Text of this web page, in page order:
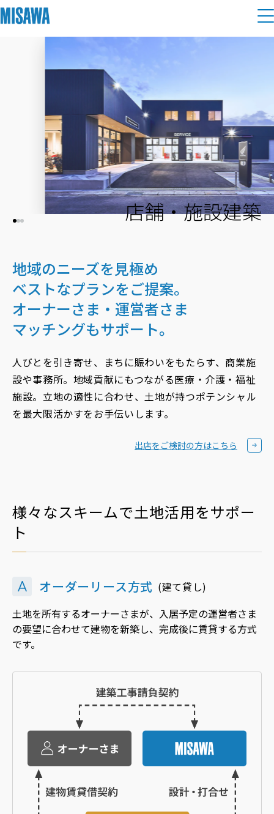
商品ラインアップ
デザイン
テクノロジー（住まいの性能）
建築事例・建築実例
インテリア
住まいづくりガイド
買う
分譲住宅（建売・土地）検索
中古住宅検索
住まいの売却
これから住まいをご検討の方
多彩な動画やこだわりが詰まった建築実例、注目の最新情報など、
住まいづくりを楽しく学べるデジタルラウンジです。
ホームラウンジ 新築・戸建て
個人のお客さま
賃貸住宅
賃貸併用住宅
店舗・各種施設
土地活用実例
法人のお客さま
企業不動産活用（CRE）戦略
社宅建築
医療・介護・子育て・障がい福祉施設
ホームラウンジ 土地活用・賃貸経営
リフォーム
戸建て・マンション
ミサワリフォームとは
リフォームメニュー
リフォーム事例
事業用
事業用リノベーション
ホテル・旅館リフォーム
これからリフォームをご検討の方
実例動画や基礎知識、収納の工夫など、理想の住まいを叶えるリフ
ォームの具体策とアイデアを豊富にご用意しています。
まちづくり
複合開発・投資開発
再開発・官民連携事業
分譲マンション開発事業
収益不動産・投資開発事業
建築再生事業
事業用売買
ミサワゼネラルソリューション
オーナーサポート
住まいるりんぐ（ロングサポート）
保証制度
ミサワリフォーム
ご相談窓口
ミサワホームオーナーさま・リフォーム工事ご契約者さまとミサワ
ホームを結ぶコミュニケーションサイト。お得・便利・安心なコン
企 業・
企業・IR
ニュース
MISAWAについて
ミサワホームグループ
IR情報
採用情報
新卒者採用
中途採用
障がい者採用
ウエルネス事業
展示 場・イベント情報
カタログ請求
住まいのご相談
店舗・施設建築
地域のニーズを見極め
ベストなプランをご提案。
オーナーさま・運営者さま
マッチングもサポート。
人びとを引き寄せ、まちに賑わいをもたらす、 商業施
設や事務所。 地域貢献にもつながる医療・介護・福祉
施設。 立地の適性に合わせ、土地が持つポテンシャル
を最大限活かすをお手伝いします。
出店をご検討の方はこちら
様々なスキームで土地活用をサポー
ト
A オーダーリース方式 (建て貸し)
土地を所有するオーナーさまが、入居予定の運営者さま
の要望に合わせて建物を新築し、完成後に賃貸する方式
です。